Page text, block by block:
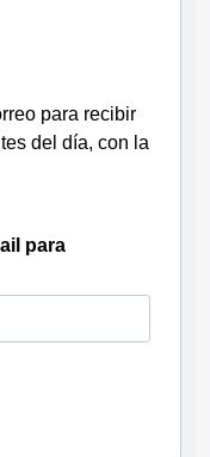
para recibir
del día, con la
para